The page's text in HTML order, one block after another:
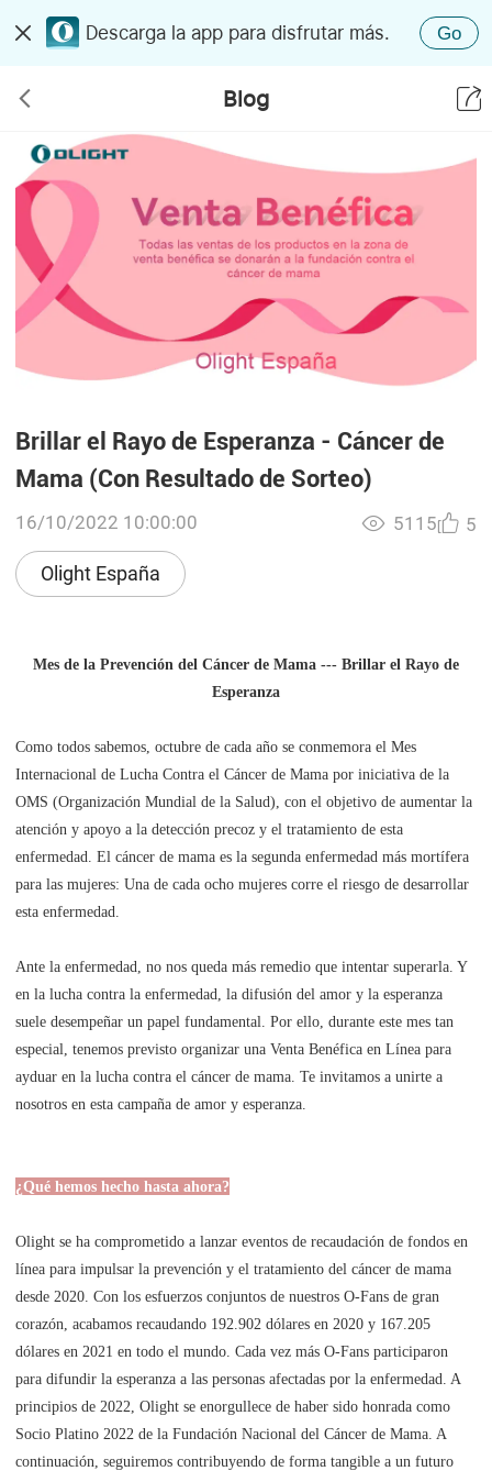
Descarga la app para disfrutar más. Go
Blog
Brillar el Rayo de Esperanza - Cáncer de
Mama (Con Resultado de Sorteo)
16/10/2022 10:00:00
Olight España
5115 5
Mes de la Prevención del Cáncer de Mama --- Brillar el Rayo de
Esperanza
Como todos sabemos, octubre de cada año se conmemora el Mes
Internacional de Lucha Contra el Cáncer de Mama por iniciativa de la
OMS (Organización Mundial de la Salud), con el objetivo de aumentar la
atención y apoyo a la detección precoz y el tratamiento de esta
enfermedad. El cáncer de mama es la segunda enfermedad más mortífera
para las mujeres: Una de cada ocho mujeres corre el riesgo de desarrollar
esta enfermedad.
Ante la enfermedad, no nos queda más remedio que intentar superarla. Y
en la lucha contra la enfermedad, la difusión del amor y la esperanza
suele desempeñar un papel fundamental. Por ello, durante este mes tan
especial, tenemos previsto organizar una Venta Benéfica en Línea para
ayduar en la lucha contra el cáncer de mama. Te invitamos a unirte a
nosotros en esta campaña de amor y esperanza.
¿Qué hemos hecho hasta ahora?
Olight se ha comprometido a lanzar eventos de recaudación de fondos en
línea para impulsar la prevención y el tratamiento del cáncer de mama
desde 2020. Con los esfuerzos conjuntos de nuestros O-Fans de gran
corazón, acabamos recaudando 192.902 dólares en 2020 y 167.205
dólares en 2021 en todo el mundo. Cada vez más O-Fans participaron
para difundir la esperanza a las personas afectadas por la enfermedad. A
principios de 2022, Olight se enorgullece de haber sido honrada como
Socio Platino 2022 de la Fundación Nacional del Cáncer de Mama. A
continuación, seguiremos contribuyendo de forma tangible a un futuro